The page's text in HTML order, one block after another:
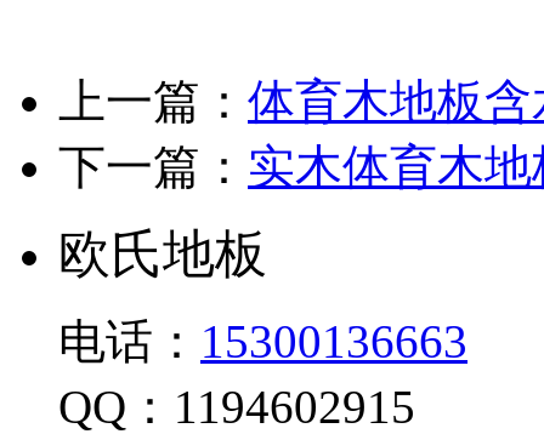
上一篇： 体育木地板
下一篇： 实木体育木
欧氏地板
电话： 15300136663
QQ：1194602915